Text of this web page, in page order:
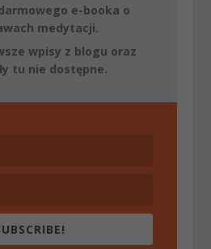
e-booka o
medytacji.
wpisy z blogu oraz
tu nie dostępne.